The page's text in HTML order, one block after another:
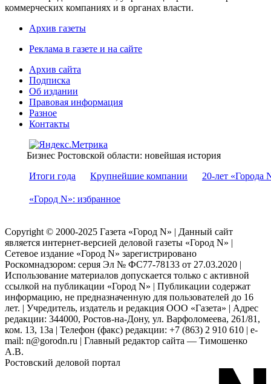
коммерческих компаниях и в органах власти.
Архив газеты
Реклама в газете и на сайте
Архив сайта
Подписка
Об издании
Правовая информация
Разное
Контакты
Бизнес Ростовской области: новейшая история
Итоги года
Крупнейшие компании 20-лет «Города
«Город N»: избранное
Copyright © 2000-2025 Газета «Город N» | Данный сайт
является интернет-версией деловой газеты «Город N» |
Сетевое издание «Город N» зарегистрировано
Роскомнадзором: серuя Эл № ФС77-78133 от 27.03.2020 |
Использование материалов допускается только с активной
ссылкой на публикации «Город N» | Публикации содержат
информацию, не предназначенную для пользователей до 16
лет. | Учредитель, издатель и редакция ООО «Газета» | Адрес
редакции: 344000, Ростов-на-Дону, ул. Варфоломеева, 261/81,
ком. 13, 13а | Телефон (факс) редакции: +7 (863) 2 910 610 | e-
mail: n@gorodn.ru | Главный редактор сайта — Тимошенко
А.В.
Ростовский деловой портал